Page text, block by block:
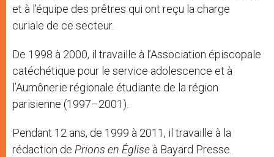
et à l’équipe des prêtres qui ont reçu la charge
curiale de ce secteur.
De 1998 à 2000, il travaille à l’Association épiscopale
catéchétique pour le service adolescence et à
l’Aumônerie régionale étudiante de la région
parisienne (1997–2001).
Pendant 12 ans, de 1999 à 2011, il travaille à la
rédaction de Prions en Église à Bayard Presse.